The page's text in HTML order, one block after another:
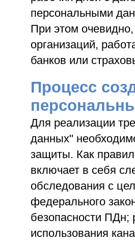
персональными
При этом
организаций,
банков или
Процесс
Для реализации
данных"
защиты. Как
включает в себя
обследования с
федерального
безопасности ПДн;
использования